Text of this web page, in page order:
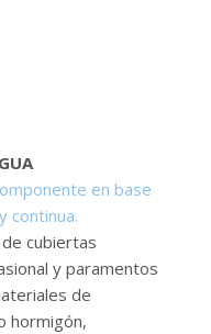
en base
continua.
cubiertas
y paramentos
de
hormigón,